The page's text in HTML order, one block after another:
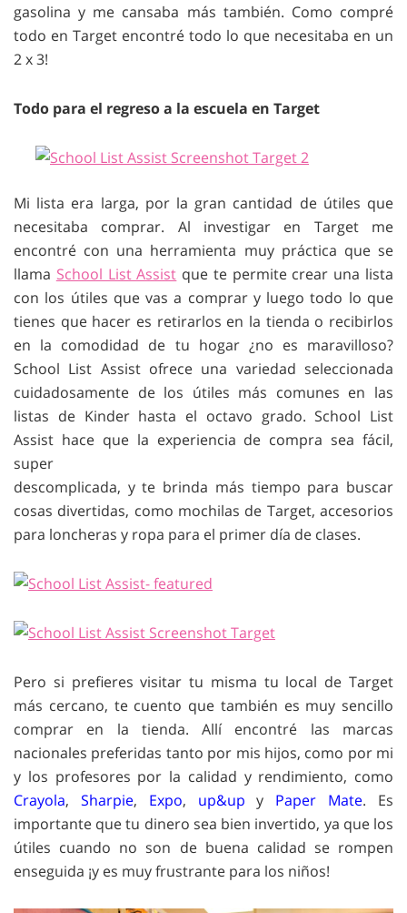
gasolina y me cansaba más también. Como compré
todo en Target encontré todo lo que necesitaba en un
2 x 3!
Todo para el regreso a la escuela en Target
Mi lista era larga, por la gran cantidad de útiles que
necesitaba comprar. Al investigar en Target me
encontré con una herramienta muy práctica que se
llama School List Assist que te permite crear una lista
con los útiles que vas a comprar y luego todo lo que
tienes que hacer es retirarlos en la tienda o recibirlos
en la comodidad de tu hogar ¿no es maravilloso?
School List Assist ofrece una variedad seleccionada
cuidadosamente de los útiles más comunes en las
listas de Kinder hasta el octavo grado. School List
Assist hace que la experiencia de compra sea fácil,
super
descomplicada, y te brinda más tiempo para buscar
cosas divertidas, como mochilas de Target, accesorios
para loncheras y ropa para el primer día de clases.
Pero si prefieres visitar tu misma tu local de Target
más cercano, te cuento que también es muy sencillo
comprar en la tienda. Allí encontré las marcas
nacionales preferidas tanto por mis hijos, como por mi
y los profesores por la calidad y rendimiento, como
Crayola, Sharpie, Expo, up&up y Paper Mate. Es
importante que tu dinero sea bien invertido, ya que los
útiles cuando no son de buena calidad se rompen
enseguida ¡y es muy frustrante para los niños!